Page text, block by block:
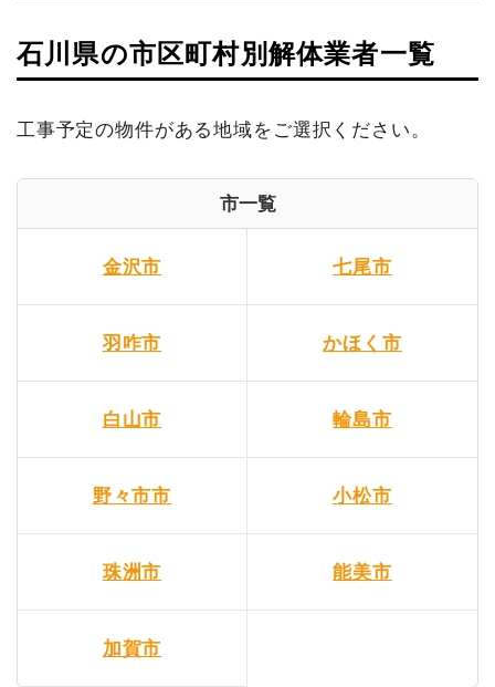
石川県の市区町村別解体業者一覧
工事予定の物件がある地域をご選択ください。
市一覧
金沢市 七尾市
羽咋市 かほく市
白山市 輪島市
野々市市 小松市
珠洲市 能美市
加賀市